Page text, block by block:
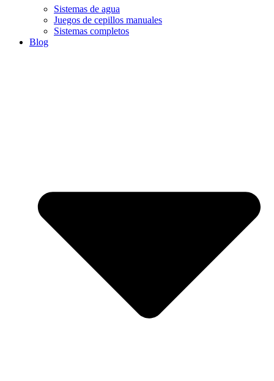
Sistemas de agua
Juegos de cepillos manuales
Sistemas completos
Blog